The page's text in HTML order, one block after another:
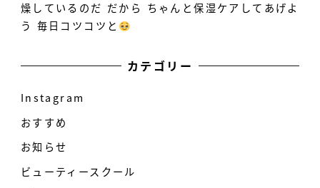
燥しているのだ だから ちゃんと保湿ケアしてあげよ
う 毎日コツコツと
カテゴリー
Instagram
おすすめ
お知らせ
ビューティースクール